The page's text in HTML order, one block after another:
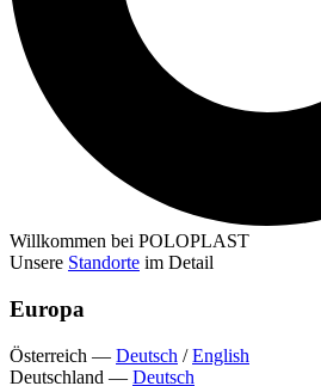
Willkommen bei POLOPLAST
Unsere Standorte im Detail
Europa
Österreich — Deutsch /English
Deutschland — Deutsch